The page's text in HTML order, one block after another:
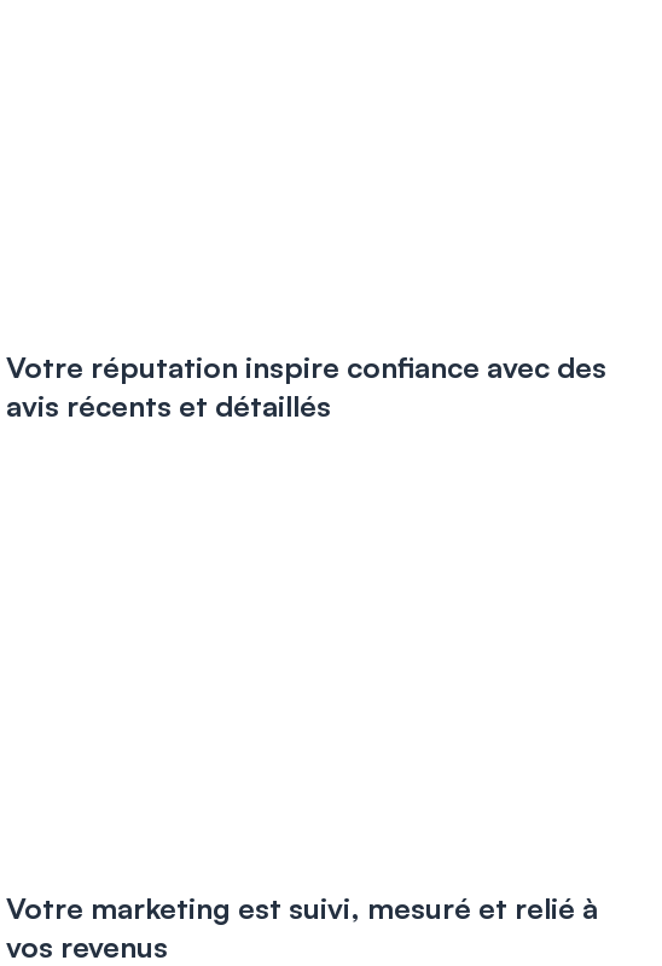
Votre réputation inspire confiance avec des
avis récents et détaillés
Votre marketing est suivi, mesuré et relié à
vos revenus